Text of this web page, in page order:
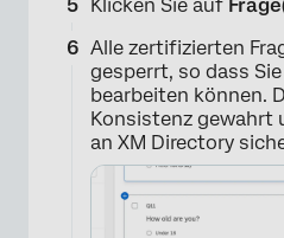
Klicken Sie auf
Alle zertifizierten
gesperrt, so dass
bearbeiten können.
Konsistenz gewahrt
an XM Directory